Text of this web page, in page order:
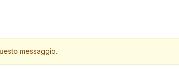
messaggio.